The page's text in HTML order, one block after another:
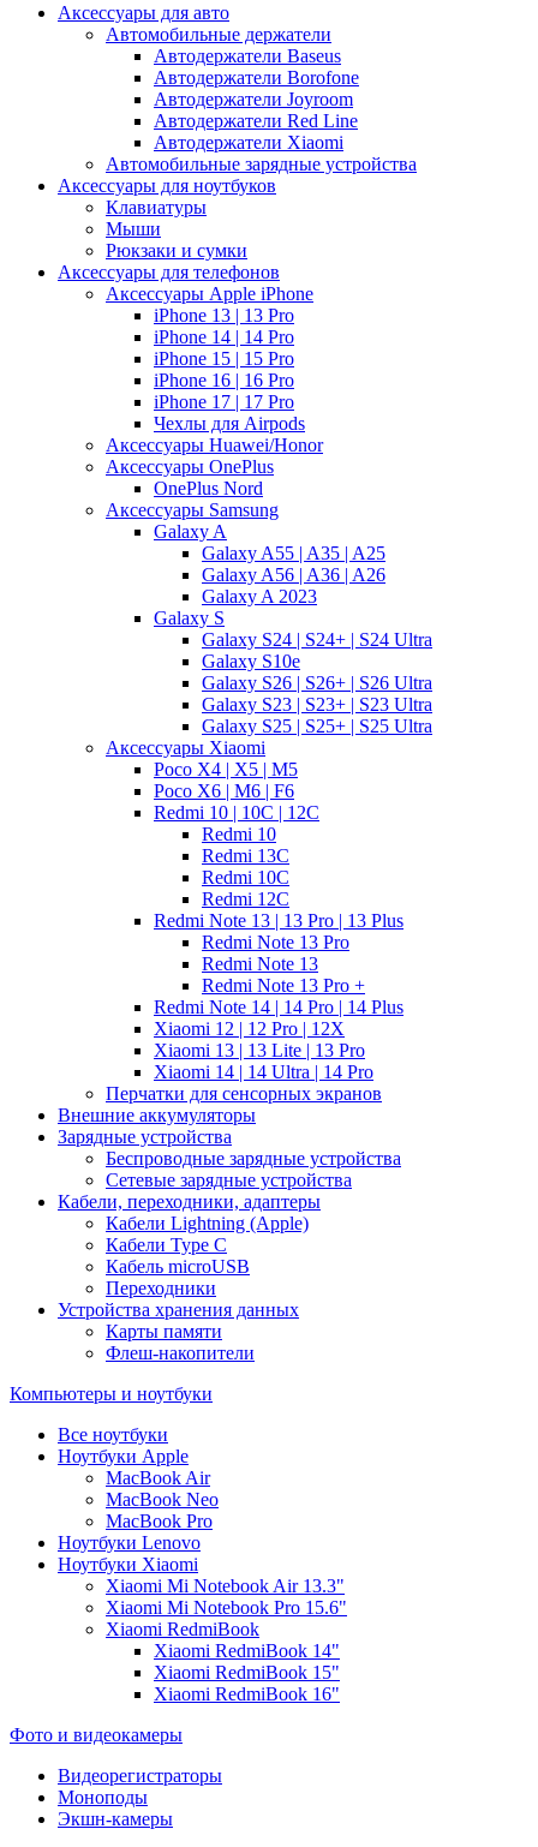
Аксессуары для авто
Автомобильные держатели
Автодержатели Baseus
Автодержатели Borofone
Автодержатели Joyroom
Автодержатели Red Line
Автодержатели Xiaomi
Автомобильные зарядные устройства
Аксессуары для ноутбуков
Клавиатуры
Мыши
Рюкзаки и сумки
Аксессуары для телефонов
Аксессуары Apple iPhone
iPhone 13 | 13 Pro
iPhone 14 | 14 Pro
iPhone 15 | 15 Pro
iPhone 16 | 16 Pro
iPhone 17 | 17 Pro
Чехлы для Airpods
Аксессуары Huawei/Honor
Аксессуары OnePlus
OnePlus Nord
Аксессуары Samsung
Galaxy A
Galaxy A55 | A35 | A25
Galaxy A56 | A36 | A26
Galaxy A 2023
Galaxy S
Galaxy S24 | S24+ | S24 Ultra
Galaxy S10e
Galaxy S26 | S26+ | S26 Ultra
Galaxy S23 | S23+ | S23 Ultra
Galaxy S25 | S25+ | S25 Ultra
Аксессуары Xiaomi
Poco X4 | X5 | M5
Poco X6 | M6 | F6
Redmi 10 | 10C | 12C
Redmi 10
Redmi 13C
Redmi 10C
Redmi 12C
Redmi Note 13 | 13 Pro | 13 Plus
Redmi Note 13 Pro
Redmi Note 13
Redmi Note 13 Pro +
Redmi Note 14 | 14 Pro | 14 Plus
Xiaomi 12 | 12 Pro | 12X
Xiaomi 13 | 13 Lite | 13 Pro
Xiaomi 14 | 14 Ultra | 14 Pro
Перчатки для сенсорных экранов
Внешние аккумуляторы
Зарядные устройства
Беспроводные зарядные устройства
Сетевые зарядные устройства
Кабели, переходники, адаптеры
Кабели Lightning (Apple)
Кабели Type C
Кабель microUSB
Переходники
Устройства хранения данных
Карты памяти
Флеш-накопители
Компьютеры и ноутбуки
Все ноутбуки
Ноутбуки Apple
MacBook Air
MacBook Neo
MacBook Pro
Ноутбуки Lenovo
Ноутбуки Xiaomi
Xiaomi Mi Notebook Air 13.3"
Xiaomi Mi Notebook Pro 15.6"
Xiaomi RedmiBook
Xiaomi RedmiBook 14"
Xiaomi RedmiBook 15"
Xiaomi RedmiBook 16"
Фото и видеокамеры
Видеорегистраторы
Моноподы
Экшн-камеры